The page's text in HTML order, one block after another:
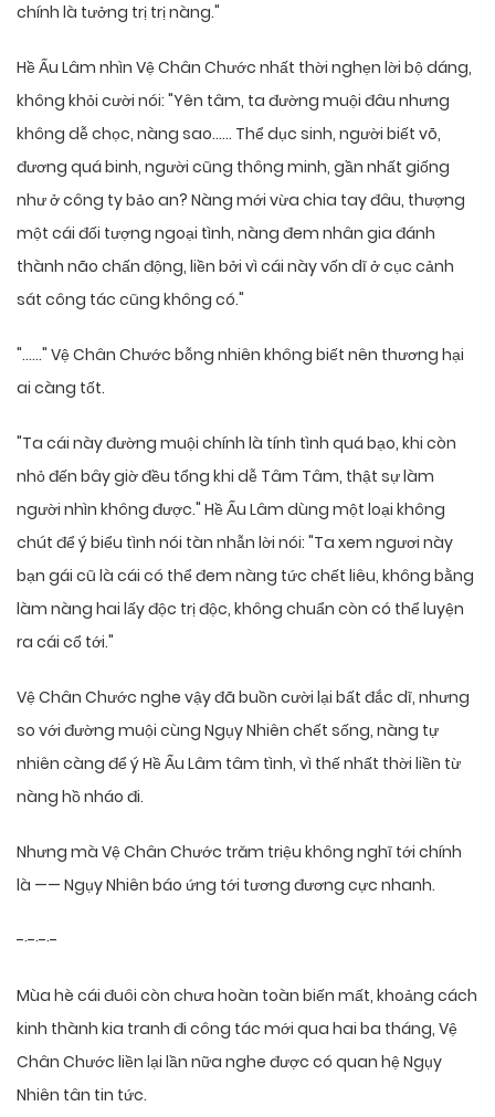
chính là tưởng trị trị nàng."
Hề Ấu Lâm nhìn Vệ Chân Chước nhất thời nghẹn lời bộ dáng,
không khỏi cười nói: "Yên tâm, ta đường muội đâu nhưng
không dễ chọc, nàng sao…… Thể dục sinh, người biết võ,
đương quá binh, người cũng thông minh, gần nhất giống
như ở công ty bảo an? Nàng mới vừa chia tay đâu, thượng
một cái đối tượng ngoại tình, nàng đem nhân gia đánh
thành não chấn động, liền bởi vì cái này vốn dĩ ở cục cảnh
sát công tác cũng không có."
"……" Vệ Chân Chước bỗng nhiên không biết nên thương hại
ai càng tốt.
"Ta cái này đường muội chính là tính tình quá bạo, khi còn
nhỏ đến bây giờ đều tổng khi dễ Tâm Tâm, thật sự làm
người nhìn không được." Hề Ấu Lâm dùng một loại không
chút để ý biểu tình nói tàn nhẫn lời nói: "Ta xem ngươi này
bạn gái cũ là cái có thể đem nàng tức chết liêu, không bằng
làm nàng hai lấy độc trị độc, không chuẩn còn có thể luyện
ra cái cổ tới."
Vệ Chân Chước nghe vậy đã buồn cười lại bất đắc dĩ, nhưng
so với đường muội cùng Ngụy Nhiên chết sống, nàng tự
nhiên càng để ý Hề Ấu Lâm tâm tình, vì thế nhất thời liền từ
nàng hồ nháo đi.
Nhưng mà Vệ Chân Chước trăm triệu không nghĩ tới chính
là —— Ngụy Nhiên báo ứng tới tương đương cực nhanh.
-·-·-·-
Mùa hè cái đuôi còn chưa hoàn toàn biến mất, khoảng cách
kinh thành kia tranh đi công tác mới qua hai ba tháng, Vệ
Chân Chước liền lại lần nữa nghe được có quan hệ Ngụy
Nhiên tân tin tức.